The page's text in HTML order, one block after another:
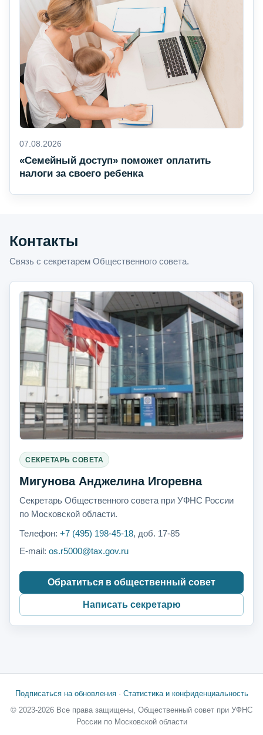
07.08.2026
«Семейный доступ» поможет оплатить
налоги за своего ребенка
Контакты
Связь с секретарем Общественного совета.
СЕКРЕТАРЬ СОВЕТА
Мигунова Анджелина Игоревна
Секретарь Общественного совета при УФНС России
по Московской области.
Телефон: +7 (495) 198-45-18, доб. 17-85
E-mail: os.r5000@tax.gov.ru
Обратиться в общественный совет
Написать секретарю
Подписаться на обновления· Статистика и конфиденциальность
© 2023-2026 Все права защищены, Общественный совет при УФНС
России по Московской области